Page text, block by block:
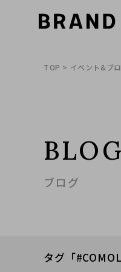
TOP > イベント&ブ
BLOG
ブログ
タグ「